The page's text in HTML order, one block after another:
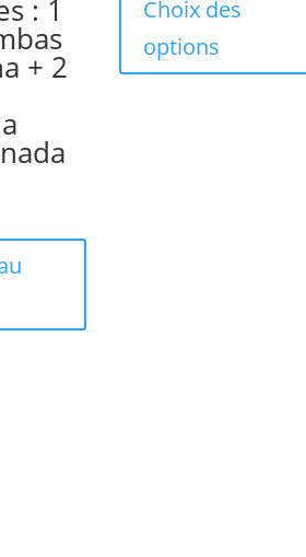
: 1
+ 2
Choix des
options